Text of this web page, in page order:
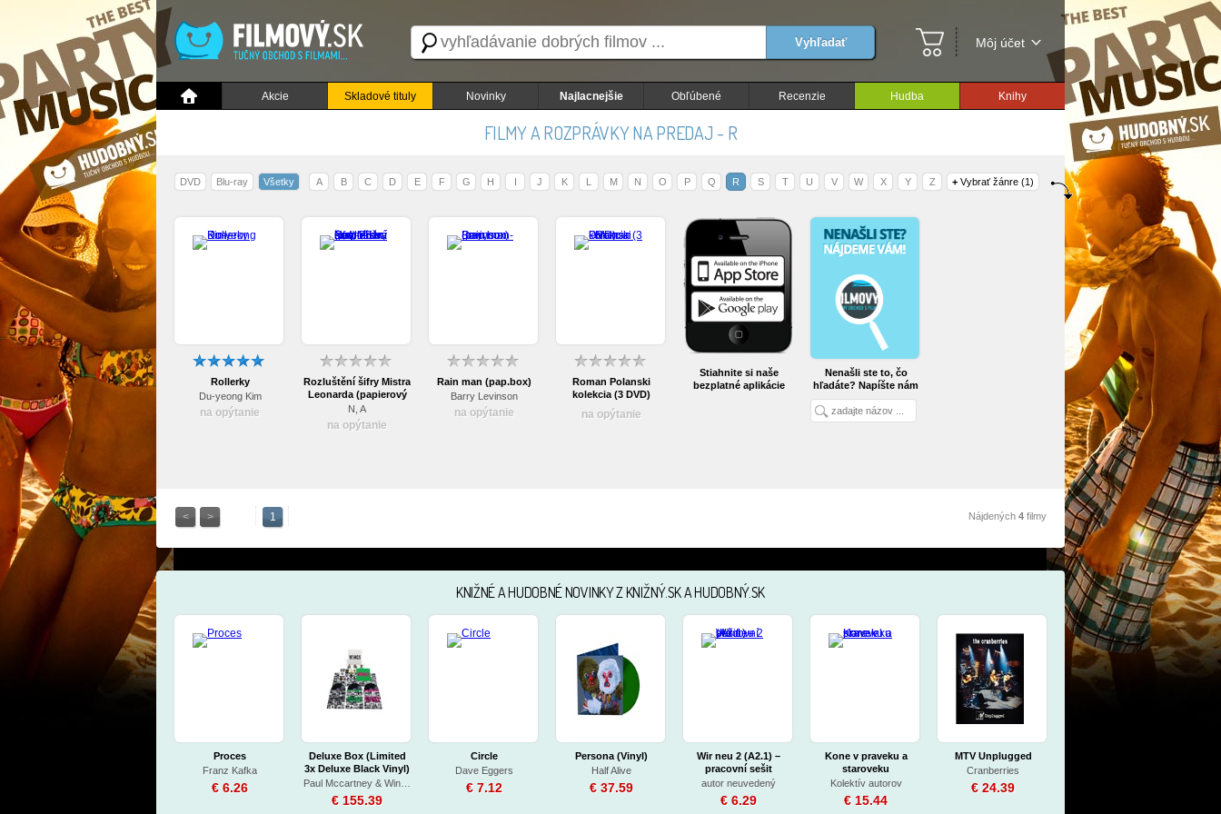
Vyhľadať Môj účet
Akcie Skladové tituly Novinky Najlacnejšie Obľúbené Recenzie Hudba Knihy
FILMY A ROZPRÁVKY NA PREDAJ - R
DVD Blu-ray Všetky A B C D E F G H I J K L M N O P Q R S T U V W X Y Z + Vybrať žánre (1)
Rollerky
Du-yeong Kim
na opýtanie
Rozluštění šifry Mistra
Leonarda (papierový
box) FE
N, A
na opýtanie
Rain man (pap.box)
Barry Levinson
na opýtanie
Roman Polanski
kolekcia (3 DVD)
na opýtanie
Stiahnite si naše
bezplatné aplikácie
Nenašli ste to, čo
hľadáte? Napíšte nám
< > 1 Nájdených 4 filmy
KNIŽNÉ A HUDOBNÉ NOVINKY Z KNIŽNÝ.SK A HUDOBNÝ.SK
Proces
Franz Kafka
€ 6.26
Deluxe Box (Limited
3x Deluxe Black Vinyl)
€ 155.39
Circle
Dave Eggers
€ 7.12
Persona (Vinyl)
Half Alive
€ 37.59
Wir neu 2 (A2.1) –
pracovní sešit
autor neuvedený
€ 6.29
Kone v praveku a
staroveku
Kolektív autorov
€ 15.44
MTV Unplugged
Cranberries
€ 24.39